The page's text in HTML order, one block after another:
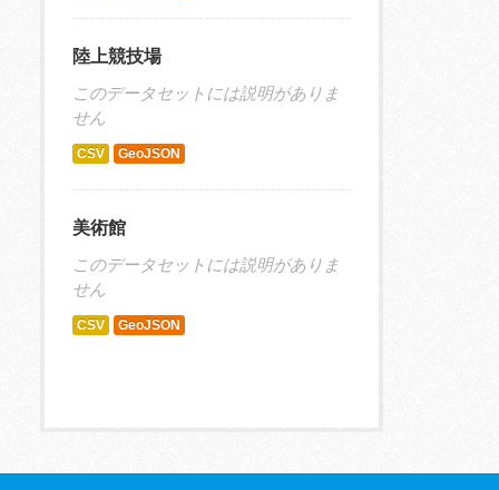
陸上競技場
このデータセットには説明がありま
せん
CSV GeoJSON
美術館
このデータセットには説明がありま
せん
CSV GeoJSON